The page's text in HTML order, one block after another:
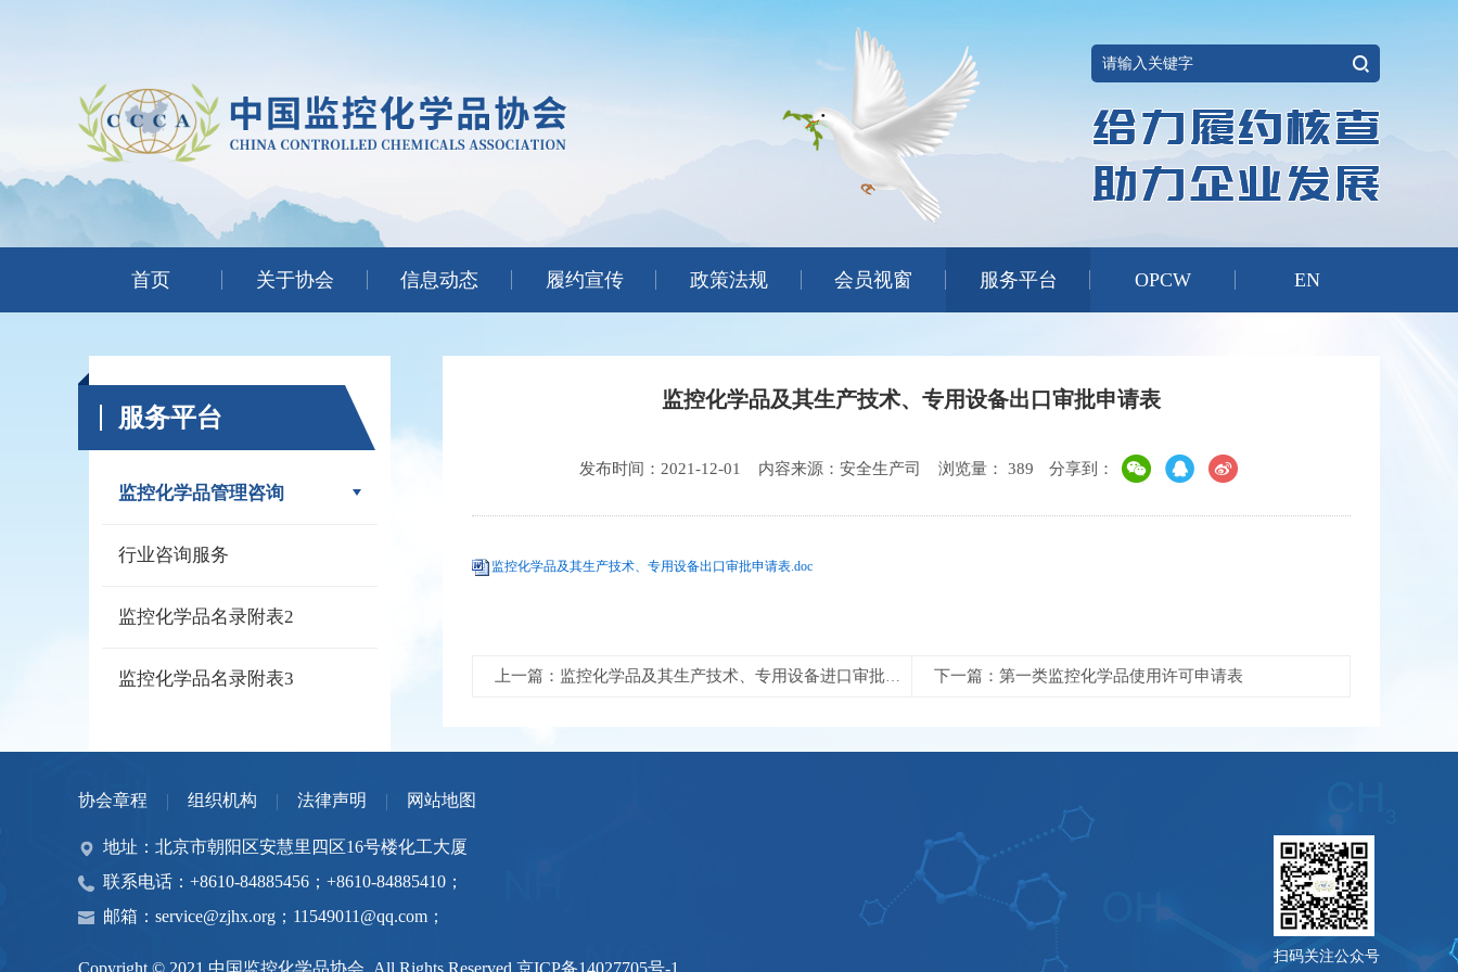
首页 关于协会 信息动态 履约宣传 政策法规 会员视窗 服务平台 OPCW EN
服务平台
监控化学品管理咨询
行业咨询服务
监控化学品名录附表2
监控化学品名录附表3
监控化学品及其生产技术、专用设备出口审批申请表
发布时间：2021-12-01 内容来源：安全生产司 浏览量： 389 分享到：
监控化学品及其生产技术、专用设备出口审批申请表.doc
上一篇：监控化学品及其生产技术、专用设备进口审批申请表 下一篇：第一类监控化学品使用许可申请表
扫码关注公众号
协会章程 组织机构 法律声明 网站地图
地址：北京市朝阳区安慧里四区16号楼化工大厦
联系电话：+8610-84885456；+8610-84885410；
邮箱：service@zjhx.org；11549011@qq.com；
Copyright © 2021 中国监控化学品协会. All Rights Reserved. 京ICP备14027705号-1